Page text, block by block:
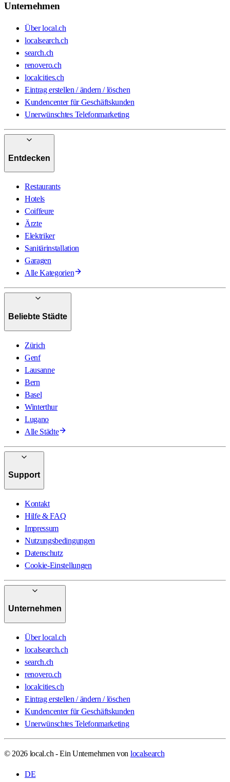
Unternehmen
Über local.ch
localsearch.ch
search.ch
renovero.ch
localcities.ch
Eintrag erstellen / ändern / löschen
Kundencenter für Geschäftskunden
Unerwünschtes Telefonmarketing
Entdecken
Restaurants
Hotels
Coiffeure
Ärzte
Elektriker
Sanitärinstallation
Garagen
Alle Kategorien
Beliebte Städte
Zürich
Genf
Lausanne
Bern
Basel
Winterthur
Lugano
Alle Städte
Support
Kontakt
Hilfe & FAQ
Impressum
Nutzungsbedingungen
Datenschutz
Cookie-Einstellungen
Unternehmen
Über local.ch
localsearch.ch
search.ch
renovero.ch
localcities.ch
Eintrag erstellen / ändern / löschen
Kundencenter für Geschäftskunden
Unerwünschtes Telefonmarketing
© 2026 local.ch - Ein Unternehmen von localsearch
DE